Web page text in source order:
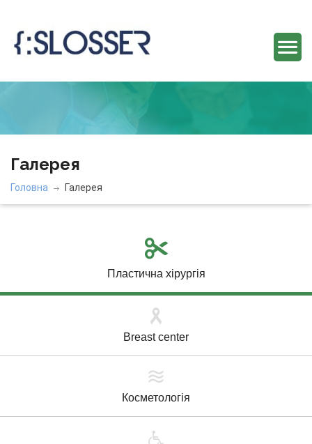
Галерея
Головна Галерея
Пластична хірургія
Breast center
Косметологія